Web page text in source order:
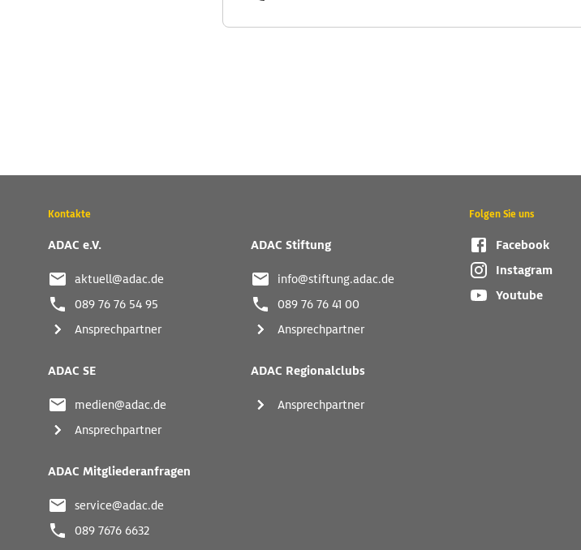
Wichtige
und
Links
Kontakte
ADAC e.V.
aktuell@adac.de
089 76 76 54 95
Ansprechpartner
ADAC Stiftung
info@stiftung.adac.de
089 76 76 41 00
Ansprechpartner
ADAC SE
medien@adac.de
Ansprechpartner
ADAC Regionalclubs
Ansprechpartner
ADAC Mitgliederanfragen
service@adac.de
089 7676 6632
Folgen Sie uns
Facebook
Instagram
Youtube